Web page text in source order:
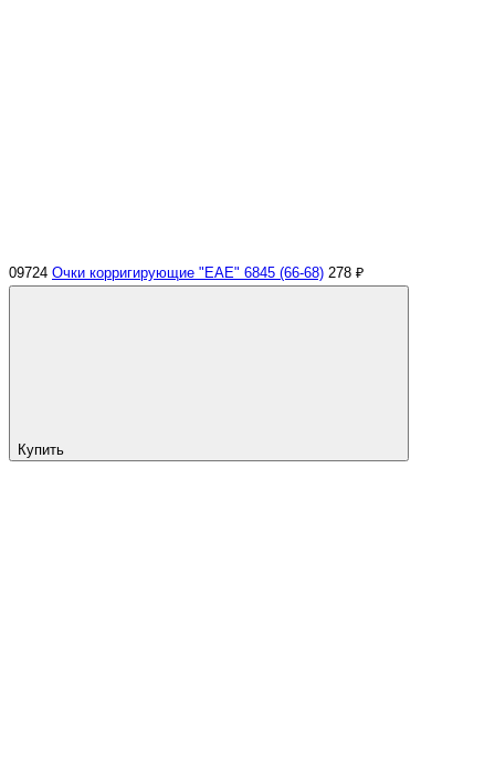
09724 Очки корригирующие "EAE" 6845 (66-68) 278 ₽
Купить